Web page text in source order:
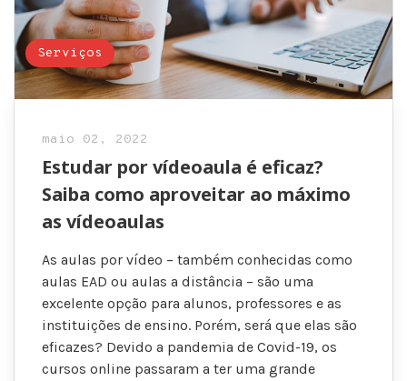
Serviços
maio 02, 2022
Estudar por vídeoaula é eficaz?
Saiba como aproveitar ao máximo
as vídeoaulas
As aulas por vídeo – também conhecidas como
aulas EAD ou aulas a distância – são uma
excelente opção para alunos, professores e as
instituições de ensino. Porém, será que elas são
eficazes? Devido a pandemia de Covid-19, os
cursos online passaram a ter uma grande